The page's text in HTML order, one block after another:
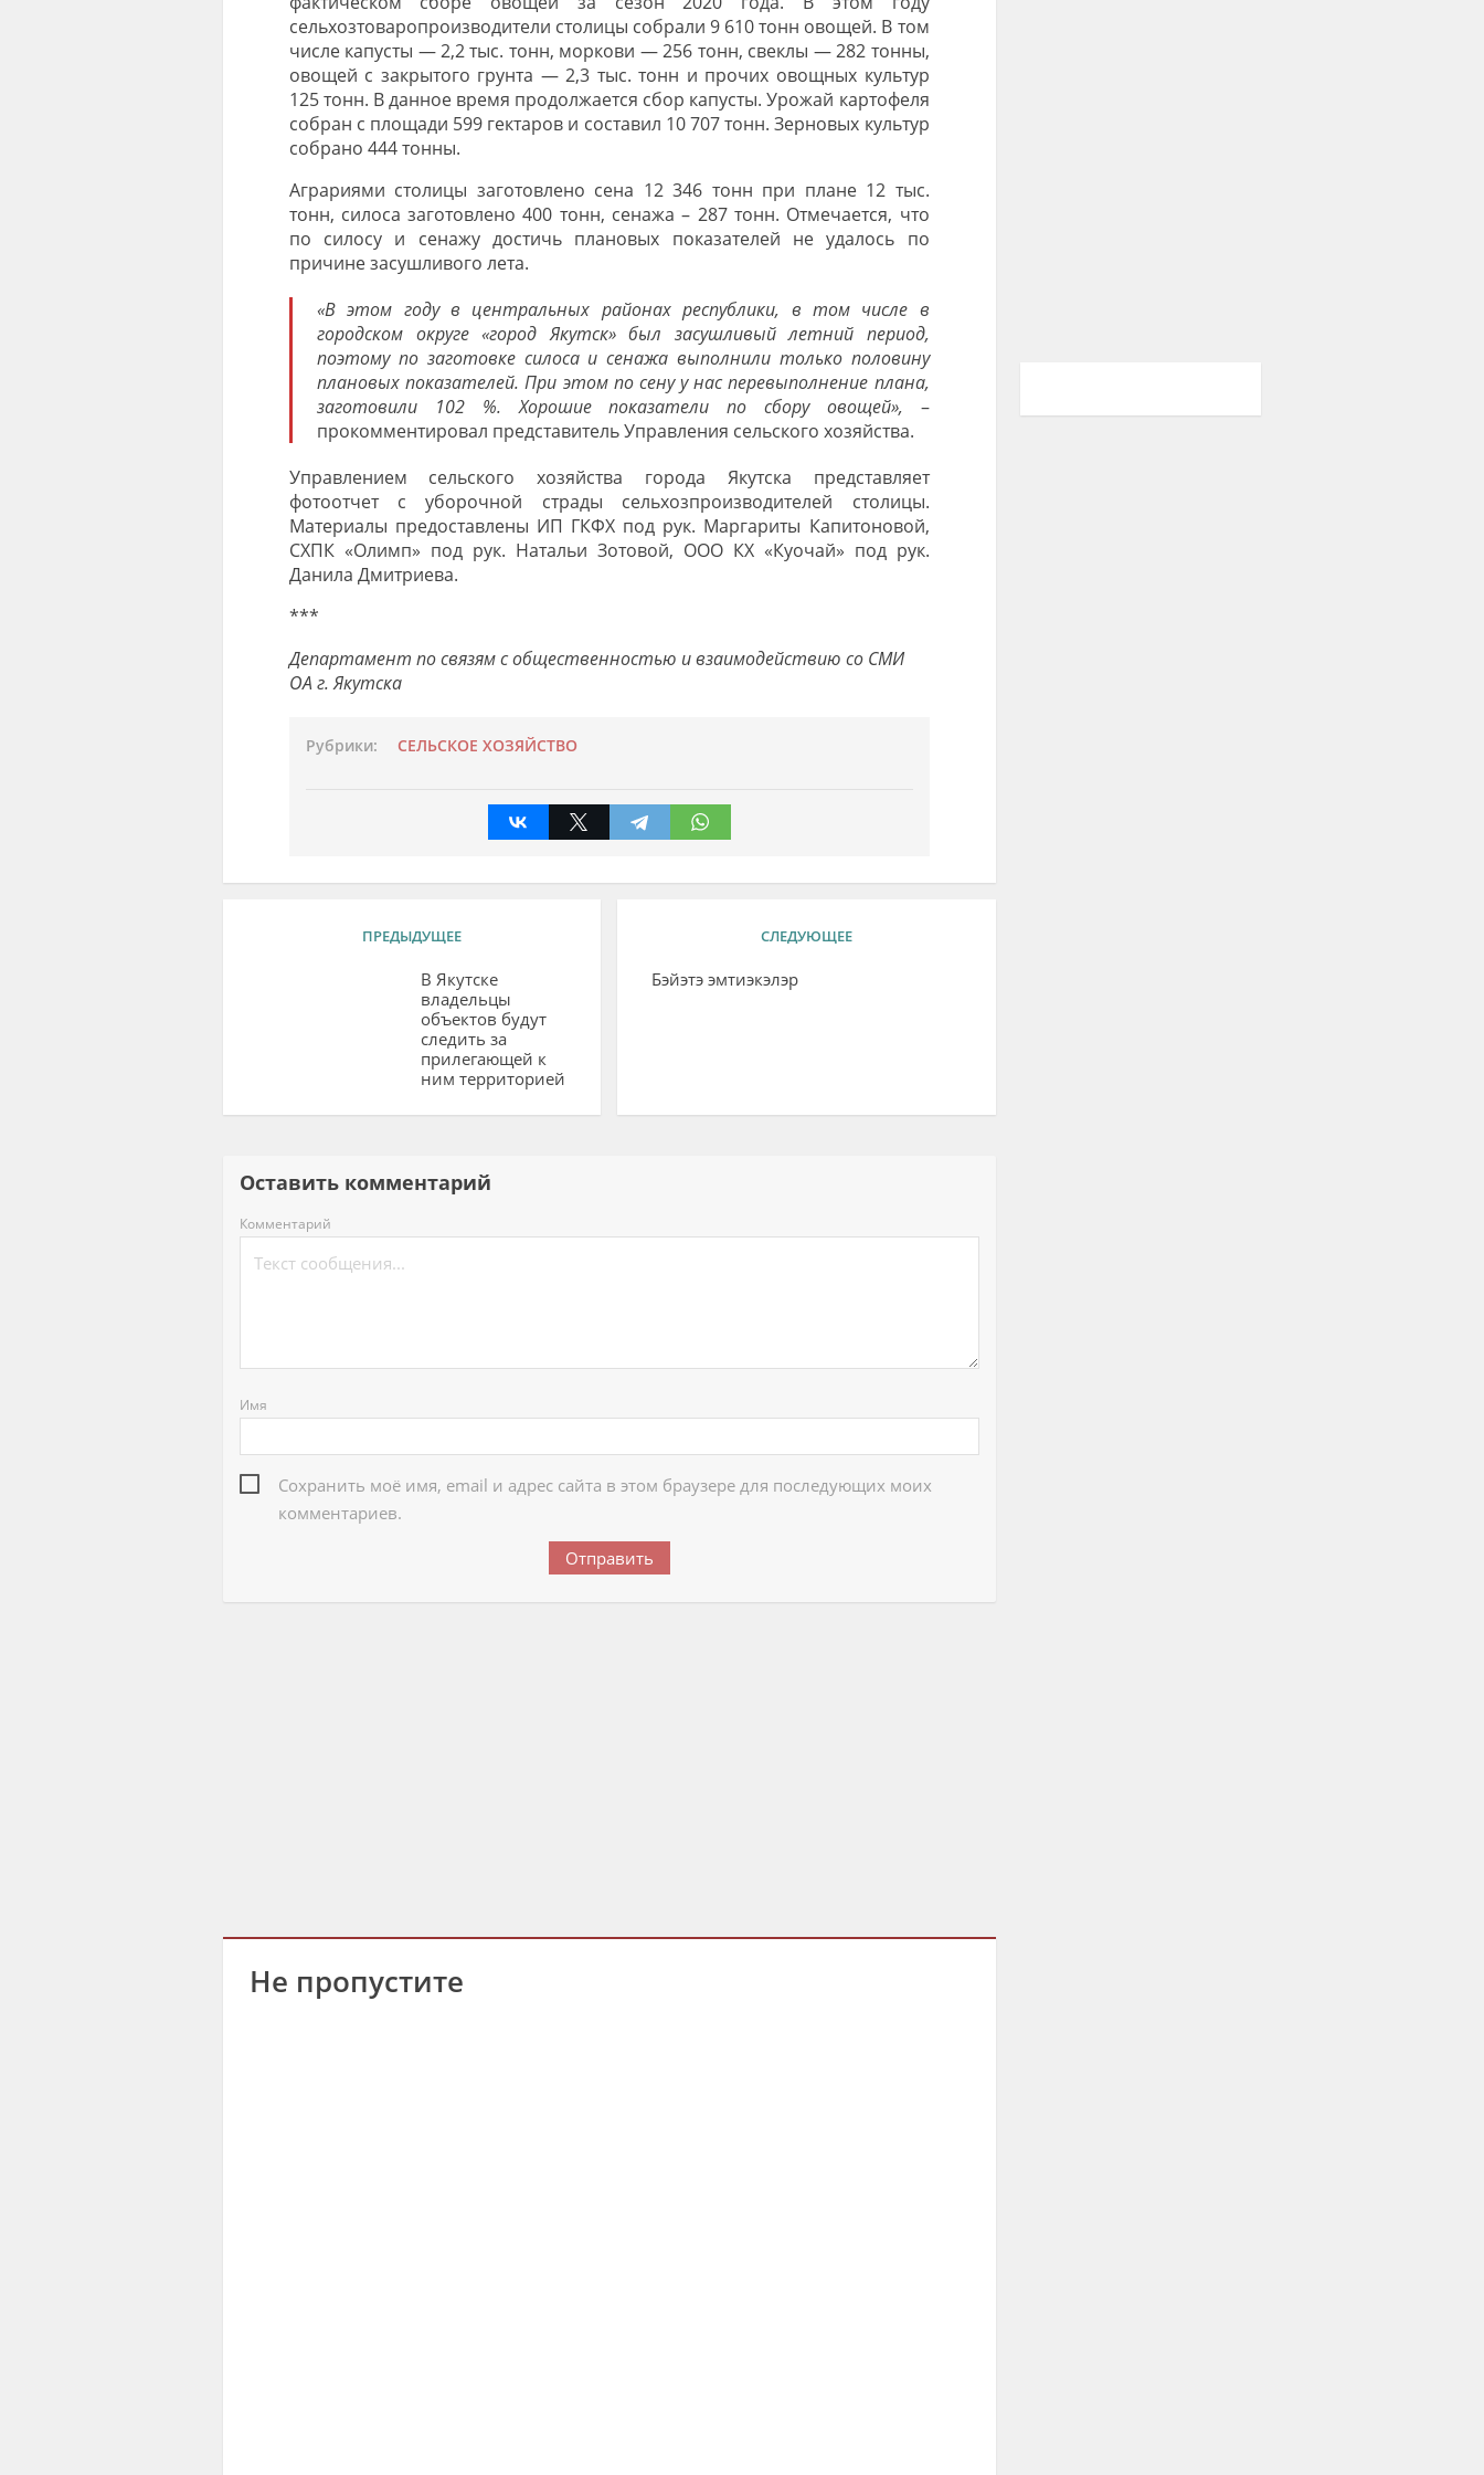
сельхозтоваропроизводители столицы собрали 9 610 тонн овощей. В том
числе капусты — 2,2 тыс. тонн, моркови — 256 тонн, свеклы — 282 тонны,
овощей с закрытого грунта — 2,3 тыс. тонн и прочих овощных культур
125 тонн. В данное время продолжается сбор капусты. Урожай картофеля
собран с площади 599 гектаров и составил 10 707 тонн. Зерновых культур
собрано 444 тонны.
Аграриями столицы заготовлено сена 12 346 тонн при плане 12 тыс.
тонн, силоса заготовлено 400 тонн, сенажа – 287 тонн. Отмечается, что
по силосу и сенажу достичь плановых показателей не удалось по
причине засушливого лета.
«В этом году в центральных районах республики, в том числе в
городском округе «город Якутск» был засушливый летний период,
поэтому по заготовке силоса и сенажа выполнили только половину
плановых показателей. При этом по сену у нас перевыполнение плана,
заготовили 102 %. Хорошие показатели по сбору овощей», –
прокомментировал представитель Управления сельского хозяйства.
Управлением сельского хозяйства города Якутска представляет
фотоотчет с уборочной страды сельхозпроизводителей столицы.
Материалы предоставлены ИП ГКФХ под рук. Маргариты Капитоновой,
СХПК «Олимп» под рук. Натальи Зотовой, ООО КХ «Куочай» под рук.
Данила Дмитриева.
***
Департамент по связям с общественностью и взаимодействию со СМИ
ОА г. Якутска
Рубрики: СЕЛЬСКОЕ ХОЗЯЙСТВО
ПРЕДЫДУЩЕЕ
В Якутске
владельцы
объектов будут
следить за
прилегающей к
ним территорией
СЛЕДУЮЩЕЕ
Бэйэтэ эмтиэкэлэр
Оставить комментарий
Комментарий
Имя
Сохранить моё имя, email и адрес сайта в этом браузере для последующих моих
комментариев.
Не пропустите